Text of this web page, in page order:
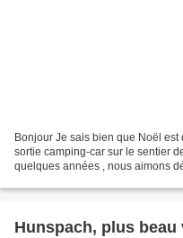
Bonjour Je sais bien que Noël
sortie camping-car sur le sentier
quelques années , nous aimons
Hunspach, plus beau